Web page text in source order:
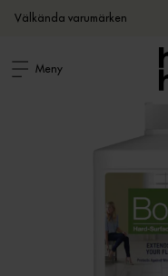
Välkända varumärken
Meny